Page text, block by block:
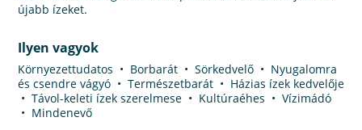
újabb ízeket.
Ilyen vagyok
Környezettudatos • Borbarát • Sörkedvelő • Nyugalomra
és csendre vágyó • Természetbarát • Házias ízek kedvelője
• Távol-keleti ízek szerelmese • Kultúraéhes • Vízimádó
• Mindenevő